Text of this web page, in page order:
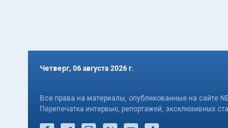
Четверг, 06 августа 2026 г.
Все права на материалы, опубликованные на сайте
Перепечатка интервью, репортажей, эксклюзивных